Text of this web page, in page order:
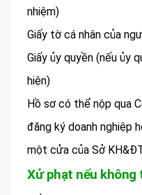
nhiệm)
Giấy tờ cá nhân của
Giấy ủy quyền (nếu ủy
hiện)
Hồ sơ có thể nộp qua
đăng ký doanh nghiệp
một cửa của Sở
Xử phạt nếu